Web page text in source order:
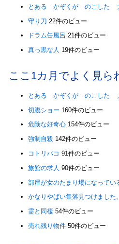
とある かぞくが のこした
守り刀 22件のビュー
ドラム缶風呂 21件のビュー
真っ黒な人 19件のビュー
ここ1カ月でよく見ら
とある かぞくが のこした
切腹ショー 160件のビュー
危険な好奇心 154件のビュー
強制自殺 142件のビュー
コトリバコ 91件のビュー
旅館の求人 90件のビュー
部屋が女のたまり場になってい
かなりやばい集落見つけました。
霊と同棲 54件のビュー
売れ残り物件 50件のビュー